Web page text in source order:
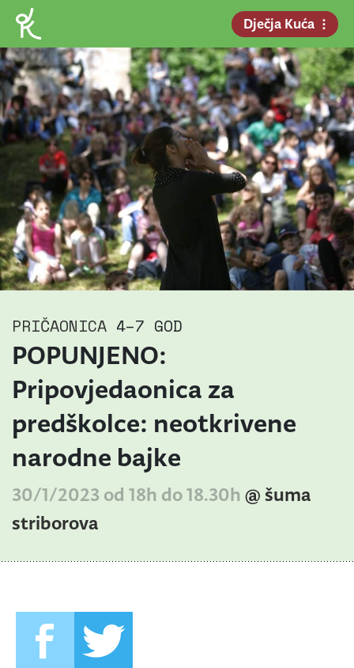
Dječja Kuća
PRIČAONICA 4–7 GOD
POPUNJENO:
Pripovjedaonica za
predškolce: neotkrivene
narodne bajke
30/1/2023 od 18h do 18.30h @ šuma
striborova